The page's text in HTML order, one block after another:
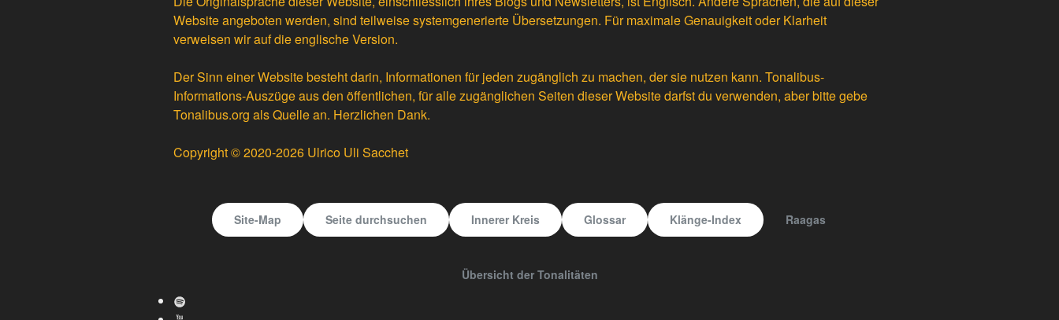
Website angeboten werden, sind teilweisesystemgenerierte Übersetzungen. Für maximale Genauigkeit oder Klarheit
verweisen wir auf die englische Version.
Der Sinn einer Website besteht darin, Informationen für jeden zugänglich zu machen, der sie nutzen kann. Tonalibus-
Informations-Auszüge aus den öffentlichen, für alle zugänglichen Seiten dieser Website darfst du verwenden, aber bitte gebe
Tonalibus.org als Quelle an. Herzlichen Dank.
Copyright © 2020-2026 Ulrico Uli Sacchet
Site-Map Seite durchsuchen Innerer Kreis Glossar Klänge-Index Raagas
Übersicht der Tonalitäten
Spotify